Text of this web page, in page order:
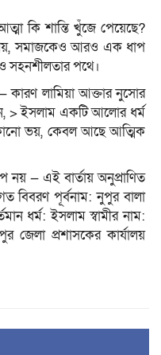
কি শান্তি খুঁজে পেয়েছে?
নয়, সমাজকেও আরও এক ধাপ
ও সহনশীলতার পথে।
কারণ লামিয়া আক্তার নুসোর
> ইসলাম একটি আলোর ধর্ম
ভয়, কেবল আছে আত্মিক
নয় — এই বার্তায় অনুপ্রাণিত
বিবরণ পূর্বনাম: নুপুর বালা
ধর্ম: ইসলাম স্বামীর নাম:
জেলা প্রশাসকের কার্যালয়